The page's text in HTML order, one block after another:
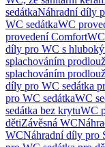
sedátkaNáhradní díly
WC sedátkaWC
provedení Comfort
díly pro WC s
splachováním
splachováním
díly pro WC sedátka
pro WC sedátkaWC
sedátka bez krytuWC
dětiZávěsná WC
WCNáhradní díly pro